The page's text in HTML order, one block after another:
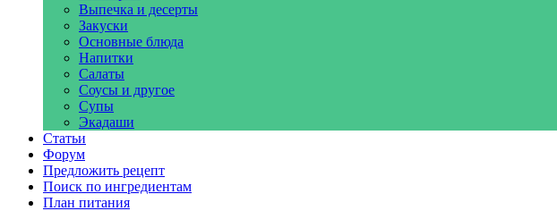
Выпечка и десерты
Закуски
Основные блюда
Напитки
Салаты
Соусы и другое
Супы
Экадаши
Статьи
Форум
Предложить рецепт
Поиск по ингредиентам
План питания